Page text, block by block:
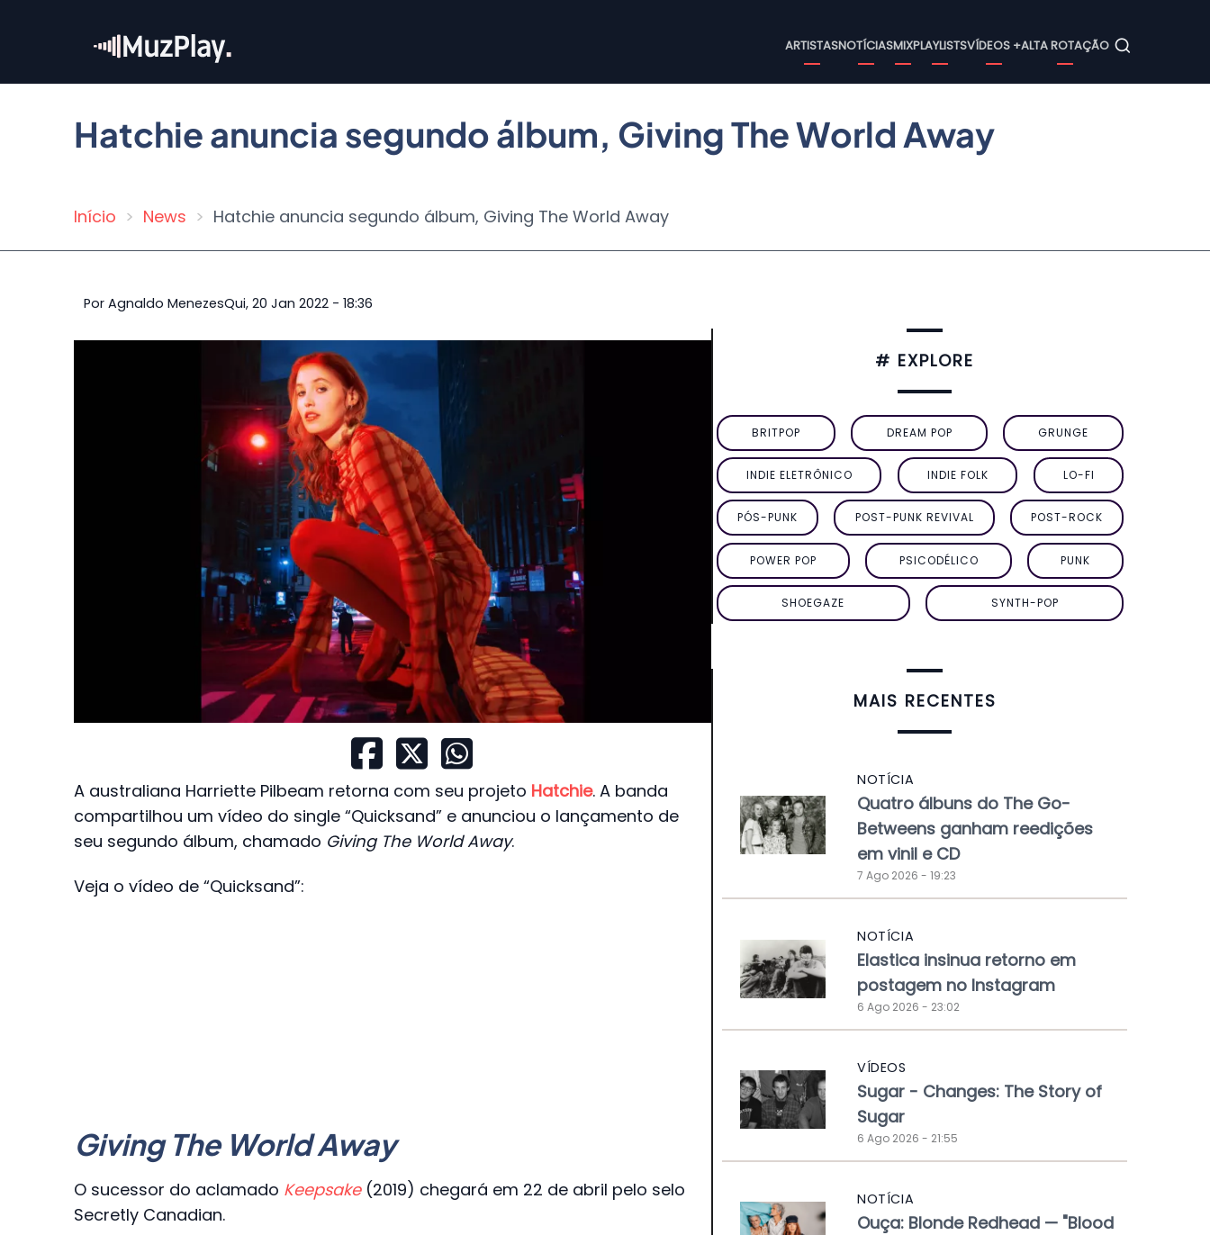
conteúdo
Main
navigation
ARTISTASNOTÍCIASMIXPLAYLISTSVÍDEOS +ALTA ROTAÇÃO
Hatchie anuncia segundo álbum, Giving The World Away
Trilha
navegação
Início News Hatchie anuncia segundo álbum, Giving The World Away
Por Agnaldo MenezesQui, 20 Jan 2022 - 18:36
A australiana Harriette Pilbeam retorna com seu projeto Hatchie. A banda
compartilhou um vídeo do single “Quicksand” e anunciou o lançamento de
seu segundo álbum, chamado Giving The World Away.
Veja o vídeo de “Quicksand”:
Giving The World Away
O sucessor do aclamado Keepsake(2019) chegará em 22 de abril pelo selo
Secretly Canadian.
# EXPLORE
BRITPOP DREAM POP GRUNGE
INDIE ELETRÔNICO INDIE FOLK LO-FI
PÓS-PUNK POST-PUNK REVIVAL POST-ROCK
POWER POP PSICODÉLICO PUNK
SHOEGAZE SYNTH-POP
MAIS RECENTES
NOTÍCIA
Quatro álbuns do The Go-
Betweens ganham reedições
em vinil e CD
7 Ago 2026 - 19:23
NOTÍCIA
Elastica insinua retorno em
postagem no Instagram
6 Ago 2026 - 23:02
VÍDEOS
Sugar - Changes: The Story of
Sugar
6 Ago 2026 - 21:55
NOTÍCIA
Ouça: Blonde Redhead — "Blood